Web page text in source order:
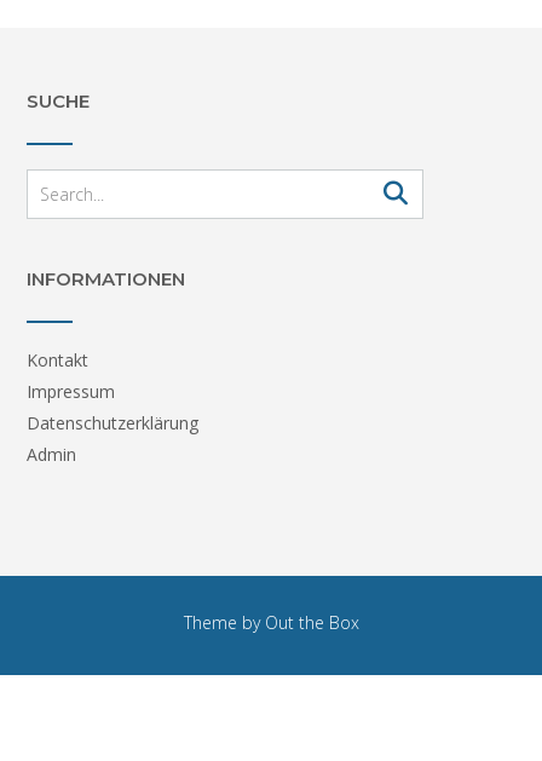
SUCHE
INFORMATIONEN
Kontakt
Impressum
Datenschutzerklärung
Admin
Theme by Out the Box